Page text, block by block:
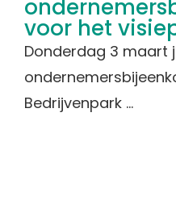
voor het
Donderdag 3 maart
Bedrijvenpark ...